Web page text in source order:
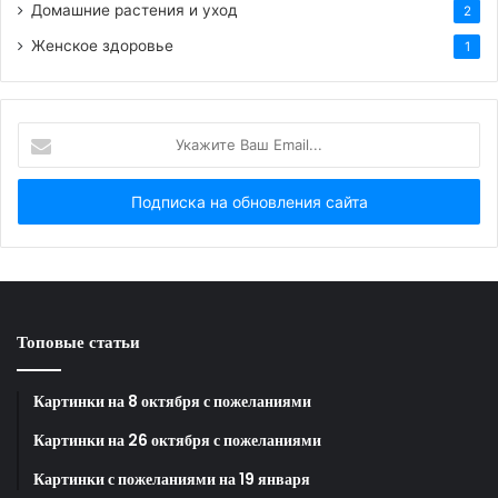
Домашние растения и уход 2
Женское здоровье 1
Ваш
Email...
Топовые статьи
Картинки на 8 октября с пожеланиями
Картинки на 26 октября с пожеланиями
Картинки с пожеланиями на 19 января